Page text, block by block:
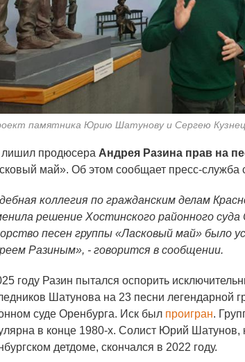
памятника Юрию Шатунову и Сергею
продюсера Андрея Разина прав на
май». Об этом сообщает пресс-служба
коллегия по гражданским делам
решение Хостинского районного
песен группы «Ласковый май» было
Разиным», - говорится в сообщении.
году Разин пытался оспорить
Шатунова на 23 песни
суде Оренбурга. Иск был проигран.
в конце 1980-х. Солист Юрий Шатунов,
детдоме, скончался в 2022 году.